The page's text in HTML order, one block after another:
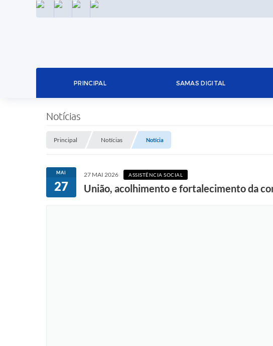
INSTAGRAMFACEBOOKLINKEDIN
PRINCIPAL SAMAS DIGITAL
Notícias
Principal Notícias Notícia
MAI
27
27 MAI 2026 ASSISTÊNCIA SOCIAL
União, acolhimento e fortalecimento da